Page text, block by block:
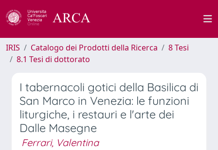
IRIS Catalogo dei Prodotti della Ricerca
8 Tesi
8.1 Tesi di dottorato
I tabernacoli gotici della Basilica di
San Marco in Venezia: le funzioni
liturgiche, i restauri e l'arte dei
Dalle Masegne
Ferrari, Valentina